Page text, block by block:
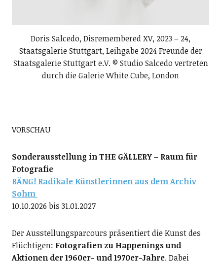
Doris Salcedo, Disremembered XV, 2023 – 24,
Staatsgalerie Stuttgart, Leihgabe 2024 Freunde der
Staatsgalerie Stuttgart e.V. © Studio Salcedo vertreten
durch die Galerie White Cube, London
VORSCHAU
Sonderausstellung in THE GÄLLERY – Raum für
Fotografie
BÄNG! Radikale Künstlerinnen aus dem Archiv
Sohm
10.10.2026 bis 31.01.2027
Der Ausstellungsparcours präsentiert die Kunst des
Flüchtigen: Fotografien zu Happenings und
Aktionen der 1960er- und 1970er-Jahre. Dabei